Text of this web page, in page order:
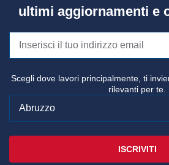
ultimi aggiornamenti e
Scegli dove lavori principalmente, ti
rilevanti per te.
ISCRIVITI